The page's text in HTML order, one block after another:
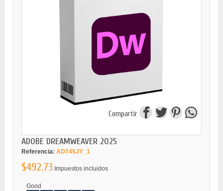
Compartir
ADOBE DREAMWEAVER 2025
Referencia: AD745JY_1
$492.73 Impuestos incluidos
Good